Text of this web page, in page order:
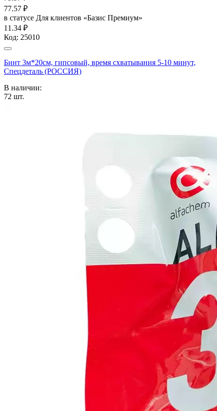
77.57 ₽
в статусе Для клиентов «Базис Премиум»
11.34 ₽
Код: 25010
Бинт 3м*20см, гипсовый, время схватывания 5-10 минут,
Спецдеталь (РОССИЯ)
В наличии:
72 шт.